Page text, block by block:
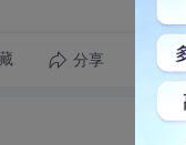
分享